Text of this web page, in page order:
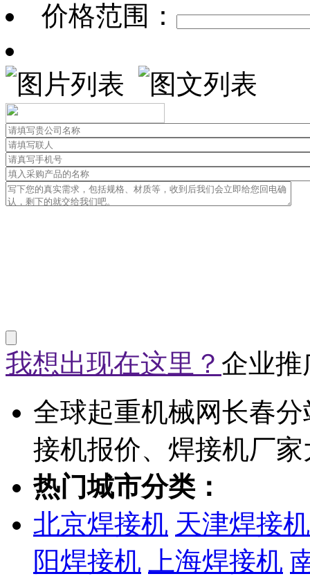
价格范围：
我想出现在这里？ 企业推
全球起重机械网长春
接机报价、焊接机厂
热门城市分类：
北京焊接机 天津焊接机
阳焊接机
上海焊接机